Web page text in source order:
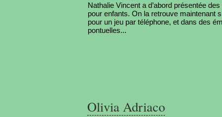
Nathalie Vincent a d’abord présentée
pour enfants. On la retrouve maintenant
pour un jeu par téléphone, et dans des
pontuelles...
Olivia Adriaco